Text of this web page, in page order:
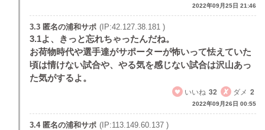
2022年09月25日 21:46
3.3 匿名の浦和サポ (IP:42.127.38.181 )
3.1よ、きっと忘れちゃったんだね。
お荷物時代や選手達がサポーターが怖いって怯えていた
頃は情けない試合や、やる気を感じない試合は沢山あっ
た気がするよ。
いいね 32 ダメ 2
2022年09月26日 00:55
3.4 匿名の浦和サポ (IP:113.149.60.137 )